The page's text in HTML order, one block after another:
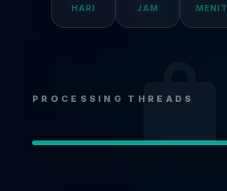
HARI JAM MENIT
PROCESSING THREADS